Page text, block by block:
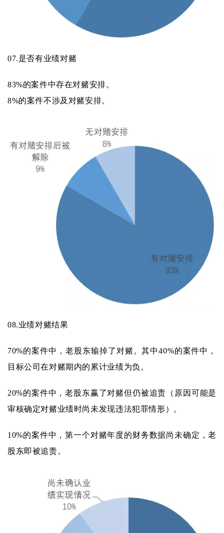
07.是否有业绩对赌
83%的案件中存在对赌安排。
8%的案件不涉及对赌安排。
08.业绩对赌结果
70%的案件中，老股东输掉了对赌。其中40%的案件中，
目标公司在对赌期内的累计业绩为负。
20%的案件中，老股东赢了对赌但仍被追责（原因可能是
审核确定对赌业绩时尚未发现违法犯罪情形）。
10%的案件中，第一个对赌年度的财务数据尚未确定，老
股东即被追责。